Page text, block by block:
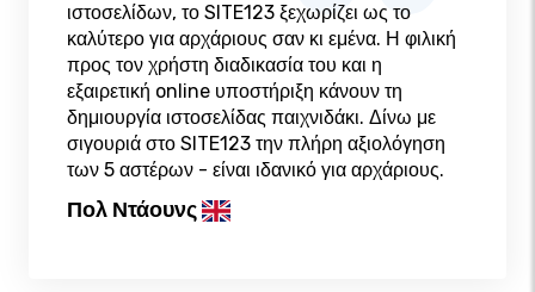
ιστοσελίδων, το SITE123 ξεχωρίζει ως το
καλύτερο για αρχάριους σαν κι εμένα. Η φιλική
προς τον χρήστη διαδικασία του και η
εξαιρετική online υποστήριξη κάνουν τη
δημιουργία ιστοσελίδας παιχνιδάκι. Δίνω με
σιγουριά στο SITE123 την πλήρη αξιολόγηση
των 5 αστέρων - είναι ιδανικό για αρχάριους.
Πολ Ντάουνς